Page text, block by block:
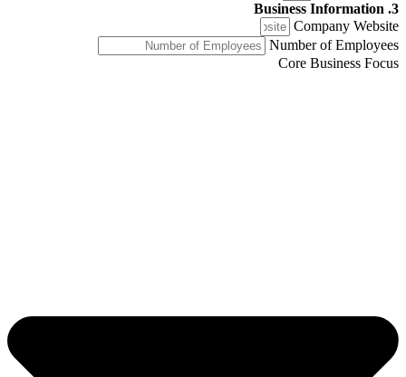
3. Business Information
Company Website
Number of Employees
Core Business Focus